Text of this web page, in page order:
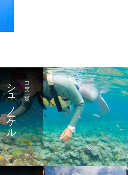
コース一覧
シュノーケル